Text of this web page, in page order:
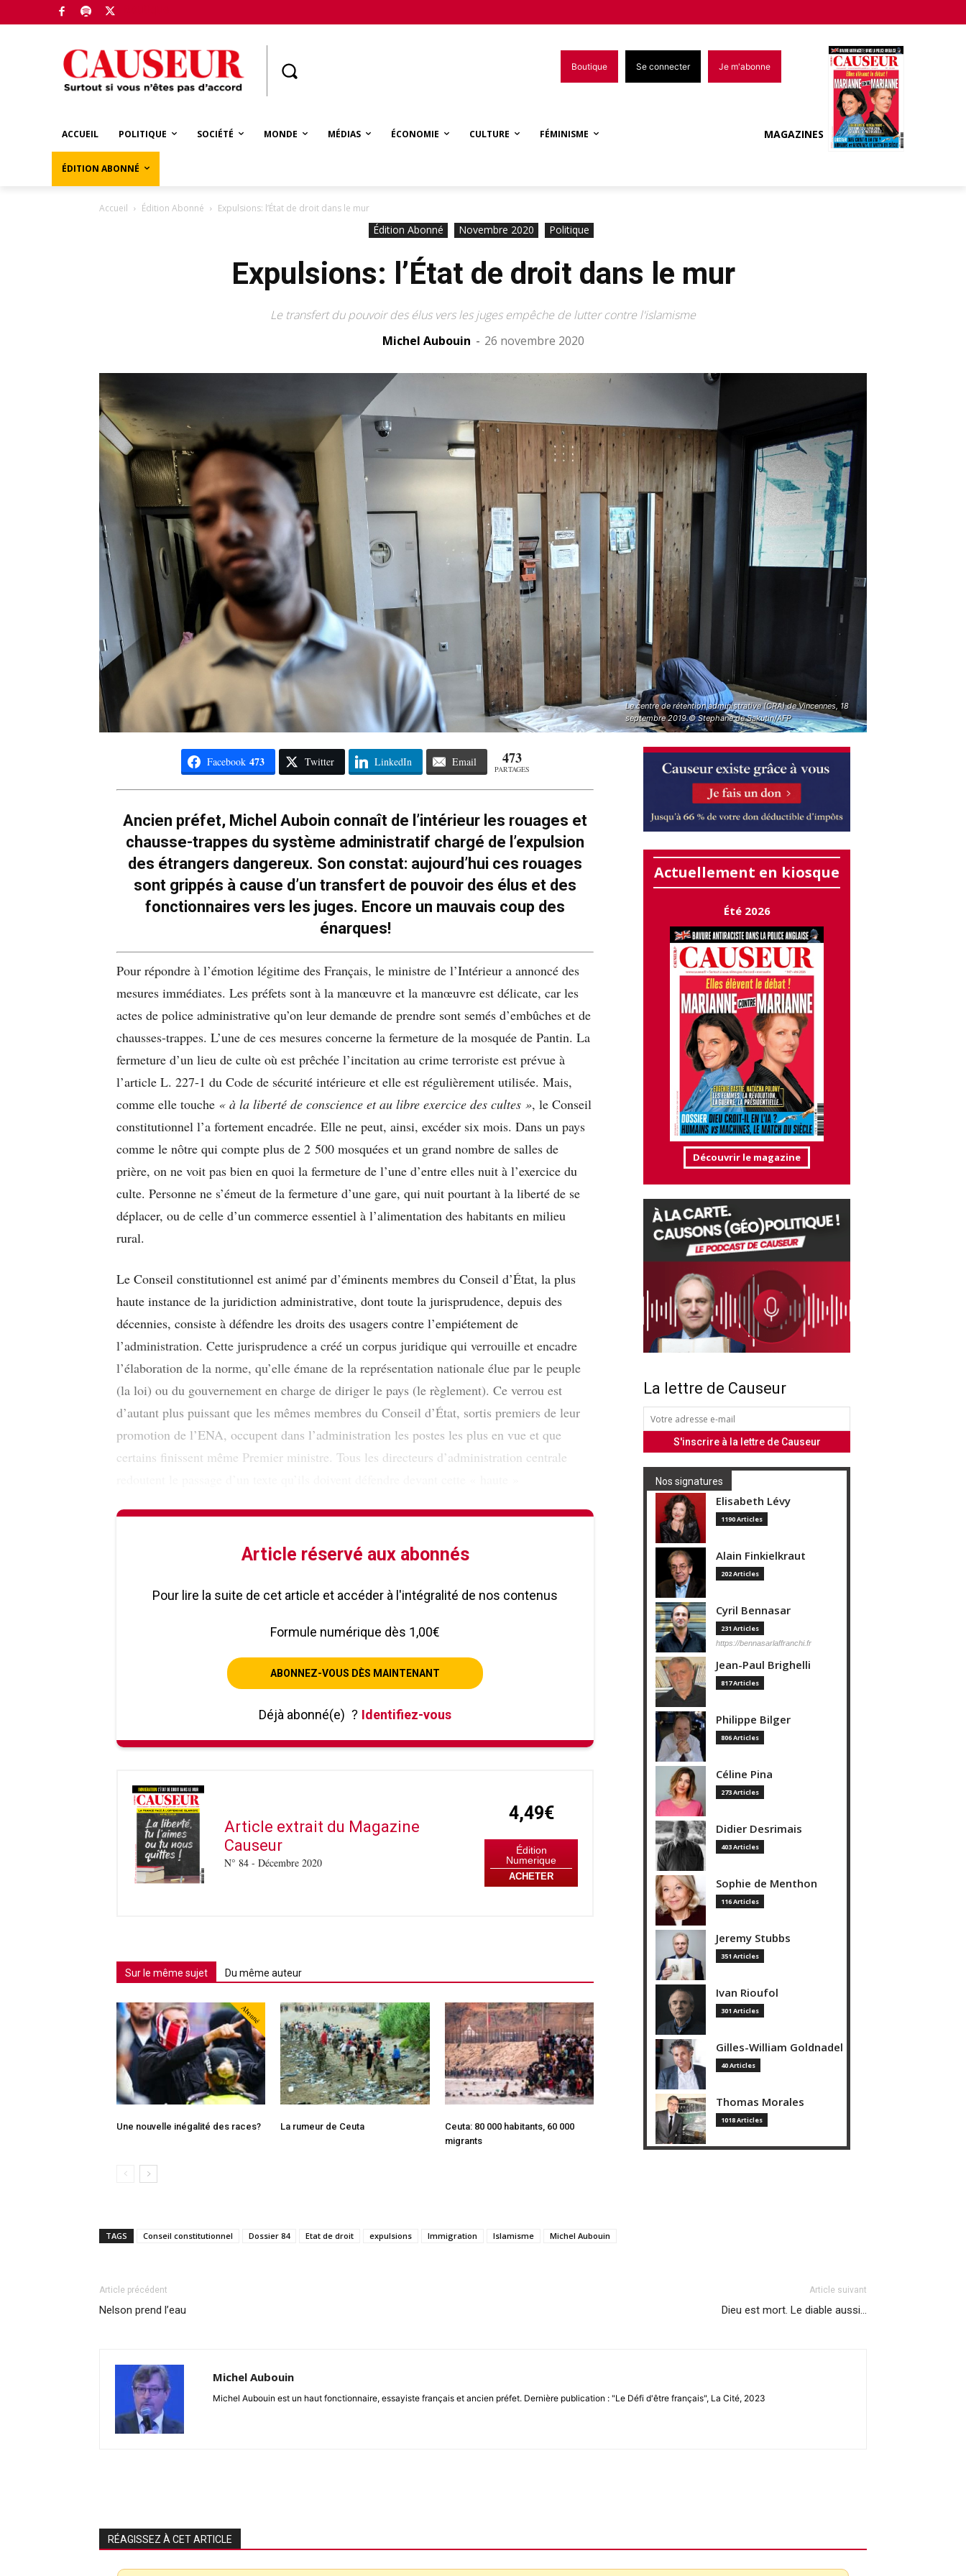
Boutique Se connecter Je m'abonne
ACCUEIL POLITIQUE SOCIÉTÉ MONDE MÉDIAS ÉCONOMIE CULTURE FÉMINISME
ÉDITION ABONNÉ
MAGAZINES
Accueil Édition Abonné Expulsions: l’État de droit dans le mur
Édition Abonné Novembre 2020 Politique
Expulsions: l’État de droit dans le mur
Le transfert du pouvoir des élus vers les juges empêche de lutter contre l'islamisme
Michel Aubouin - 26 novembre 2020
Le centre de rétention administrative (CRA) de Vincennes, 18
septembre 2019.© Stephane de Sakutin/AFP
Facebook 473 Twitter LinkedIn Email 473
PARTAGES
Ancien préfet, Michel Auboin connaît de l’intérieur les rouages et
chausse-trappes du système administratif chargé de l’expulsion
des étrangers dangereux. Son constat: aujourd’hui ces rouages
sont grippés à cause d’un transfert de pouvoir des élus et des
fonctionnaires vers les juges. Encore un mauvais coup des
énarques!
Pour répondre à l’émotion légitime des Français, le ministre de l’Intérieur a annoncé des
mesures immédiates. Les préfets sont à la manœuvre et la manœuvre est délicate, car les
actes de police administrative qu’on leur demande de prendre sont semés d’embûches et de
chausses-trappes. L’une de ces mesures concerne la fermeture de la mosquée de Pantin. La
fermeture d’un lieu de culte où est prêchée l’incitation au crime terroriste est prévue à
l’article L. 227-1 du Code de sécurité intérieure et elle est régulièrement utilisée. Mais,
comme elle touche « à la liberté de conscience et au libre exercice des cultes », le Conseil
constitutionnel l’a fortement encadrée. Elle ne peut, ainsi, excéder six mois. Dans un pays
comme le nôtre qui compte plus de 2 500 mosquées et un grand nombre de salles de
prière, on ne voit pas bien en quoi la fermeture de l’une d’entre elles nuit à l’exercice du
culte. Personne ne s’émeut de la fermeture d’une gare, qui nuit pourtant à la liberté de se
déplacer, ou de celle d’un commerce essentiel à l’alimentation des habitants en milieu
rural.
Le Conseil constitutionnel est animé par d’éminents membres du Conseil d’État, la plus
haute instance de la juridiction administrative, dont toute la jurisprudence, depuis des
décennies, consiste à défendre les droits des usagers contre l’empiétement de
l’administration. Cette jurisprudence a créé un corpus juridique qui verrouille et encadre
l’élaboration de la norme, qu’elle émane de la représentation nationale élue par le peuple
(la loi) ou du gouvernement en charge de diriger le pays (le règlement). Ce verrou est
d’autant plus puissant que les mêmes membres du Conseil d’État, sortis premiers de leur
promotion de l’ENA, occupent dans l’administration les postes les plus en vue et que
certains finissent même Premier ministre. Tous les directeurs d’administration centrale
Article réservé aux abonnés
Pour lire la suite de cet article et accéder à l'intégralité de nos contenus
Formule numérique dès 1,00€
ABONNEZ-VOUS DÈS MAINTENANT
Déjà abonné(e) ? Identifiez-vous
Article extrait du Magazine
Causeur
N° 84 - Décembre 2020
4,49€
Édition
Numerique
ACHETER
Sur le même sujet Du même auteur
Abonné
Une nouvelle inégalité des races? La rumeur de Ceuta
Ceuta: 80 000 habitants, 60 000
migrants
Actuellement en kiosque
Été 2026
Découvrir le magazine
La lettre de Causeur
Nos signatures
Elisabeth Lévy
1190 Articles
Alain Finkielkraut
202 Articles
Cyril Bennasar
231 Articles
https://bennasarlaffranchi.fr
Jean-Paul Brighelli
817 Articles
Philippe Bilger
806 Articles
Céline Pina
273 Articles
Didier Desrimais
403 Articles
Sophie de Menthon
116 Articles
Jeremy Stubbs
351 Articles
Ivan Rioufol
301 Articles
Gilles-William Goldnadel
40 Articles
Thomas Morales
1018 Articles
TAGS Conseil constitutionnel Dossier 84 Etat de droit expulsions Immigration Islamisme Michel Aubouin
Article précédent
Nelson prend l’eau
Article suivant
Dieu est mort. Le diable aussi…
Michel Aubouin
Michel Aubouin est un haut fonctionnaire, essayiste français et ancien préfet. Dernière publication : "Le Défi d'être français", La Cité, 2023
RÉAGISSEZ À CET ARTICLE